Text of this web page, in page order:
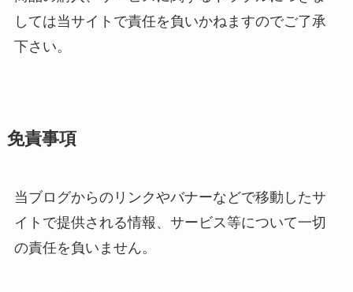
しては当サイトで責任を負いかねますのでご了承
下さい。
免責事項
当ブログからのリンクやバナーなどで移動したサ
イトで提供される情報、サービス等について一切
の責任を負いません。